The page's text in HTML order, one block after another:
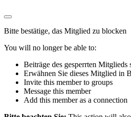
Bitte bestätige, das Mitglied zu blocken
You will no longer be able to:
Beiträge des gesperrten Mitglieds
Erwähnen Sie dieses Mitglied in
Invite this member to groups
Message this member
Add this member as a connection